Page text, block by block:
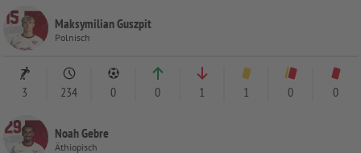
Maksymilian Guszpit
Polnisch
3 234 0 0 1 1 0 0
Noah Gebre
Äthiopisch